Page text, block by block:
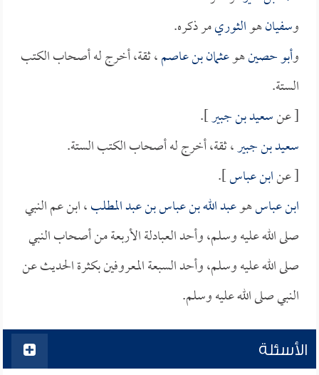
وسفيانهوالثوريمر ذكره.
وأبو حصينهوعثمان بن عاصم، ثقة، أخرج له أصحاب الكتب
الستة.
[ عنسعيد بن جبير].
سعيد بن جبير، ثقة، أخرج له أصحاب الكتب الستة.
[ عنابن عباس].
ابن عباسهوعبد الله بن عباس بن عبد المطلب، ابن عم النبي
صلى الله عليه وسلم، وأحد العبادلة الأربعة من أصحاب النبي
صلى الله عليه وسلم، وأحد السبعة المعروفين بكثرة الحديث عن
النبي صلى الله عليه وسلم.
الأسئلة